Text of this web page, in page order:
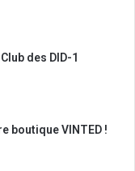
des DID-1
boutique VINTED !